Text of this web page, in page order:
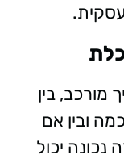
מורכב, בין
ובין אם
נכונה יכול